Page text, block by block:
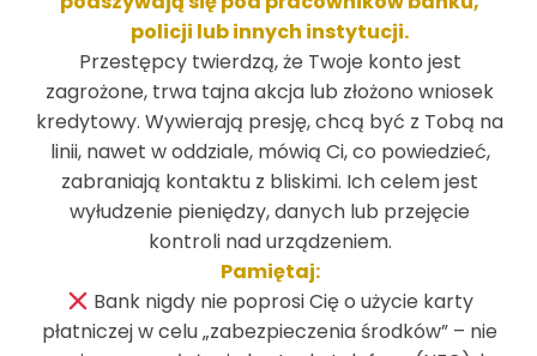
sdziennik@inobank.pl
Karolina Koc
Doradca Biznes
523560918
policji lub innych instytucji.
Przestępcy twierdzą, że Twoje konto jest
zagrożone, trwa tajna akcja lub złożono wniosek
kredytowy. Wywierają presję, chcą być z Tobą na
linii, nawet w oddziale, mówią Ci, co powiedzieć,
zabraniają kontaktu z bliskimi. Ich celem jest
wyłudzenie pieniędzy, danych lub przejęcie
kontroli nad urządzeniem.
Pamiętaj:
Bank nigdy nie poprosi Cię o użycie karty
płatniczej w celu „zabezpieczenia środków” – nie